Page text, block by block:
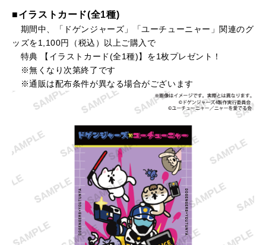
■イラストカード(全1種)
期間中、「ドゲンジャーズ」「ユーチューニャー」関連のグ
ッズを1,100円（税込）以上ご購入で
特典 【イラストカード(全1種)】を1枚プレゼント！
※無くなり次第終了です
※通販は配布条件が異なる場合がございます